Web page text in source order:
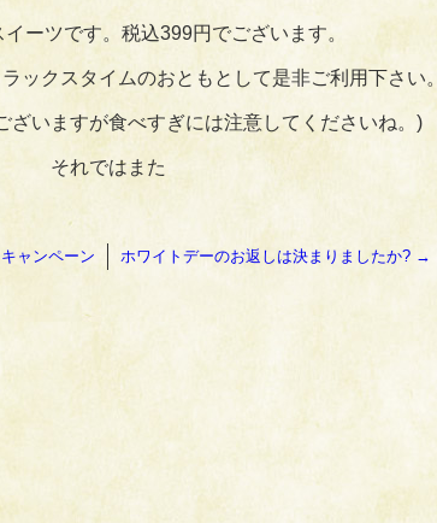
ーツです。税込399円でございます。
ックスタイムのおともとして是非ご利用下さい。
ざいますが食べすぎには注意してくださいね。)
それではまた
ャンペーン ホワイトデーのお返しは決まりましたか? →